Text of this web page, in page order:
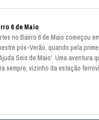
6 de Maio
no Bairro 6 de Maio começou
pós-Verão, quando pela
Seis de Maio'. Uma aventura
sempre, vizinho da estação